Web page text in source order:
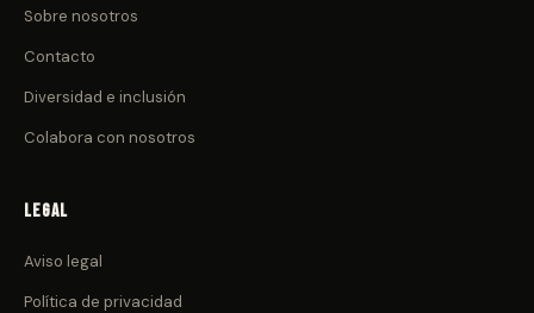
Sobre nosotros
Contacto
Diversidad e inclusión
Colabora con nosotros
Legal
Aviso legal
Política de privacidad